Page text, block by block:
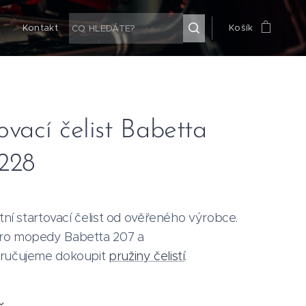
Kontakt Košík
čelist Babetta
startovací čelist od ověřeného výrobce.
mopedy Babetta 207 a
dokoupit pružiny čelistí.